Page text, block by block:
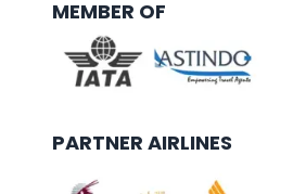
MEMBER OF
PARTNER AIRLINES